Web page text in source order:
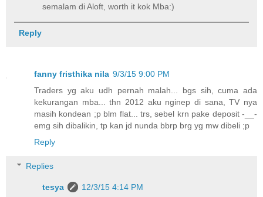
semalam di Aloft, worth it kok Mba:)
Reply
fanny fristhika nila 9/3/15 9:00 PM
Traders yg aku udh pernah malah... bgs sih, cuma ada
kekurangan mba... thn 2012 aku nginep di sana, TV nya
masih kondean ;p blm flat... trs, sebel krn pake deposit -__-
emg sih dibalikin, tp kan jd nunda bbrp brg yg mw dibeli ;p
Reply
Replies
tesya
12/3/15 4:14 PM